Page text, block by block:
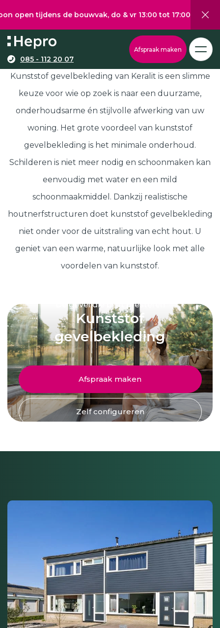
tijdens de bouwvak, do & vr 13:00 tot 17:00, za 10:00 tot
085 - 112 20 07
Afspraak maken
Kunststof gevelbekleding
Kunststof gevelbekleding van Keralit is een slimme
keuze voor wie op zoek is naar een duurzame,
onderhoudsarme én stijlvolle afwerking van uw
woning. Het grote voordeel van kunststof
gevelbekleding is het minimale onderhoud.
Schilderen is niet meer nodig en schoonmaken kan
eenvoudig met water en een mild
schoonmaakmiddel. Dankzij realistische
houtnerfstructuren doet kunststof gevelbekleding
niet onder voor de uitstraling van echt hout. U
geniet van een warme, natuurlijke look met alle
voordelen van kunststof.
De gevel die blijft presteren
Kunststof
gevelbekleding
Afspraak maken
Zelf configureren
Wat wilt u graag verduurzamen?
Via onze configurator berekent u eenvoudig een
richtprijs voor uw kunststof kozijnen, -deuren, of
schuifpuien.
Samenstellen
Samenstellen
Samenstellen
Kunststof kozijnen
Kunststof deuren
Kunststof schuifpuien
Isolatie
Klantenservice
Hepro
SHOWROOM BEZOEKEN
Start verduurzamen
8.6 763 beoordelingen